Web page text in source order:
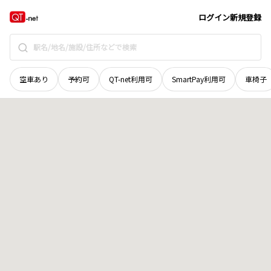
ログイン新規登録
空車あり 予約可 QT-net利用可 SmartPay利用可 車椅子
北海道